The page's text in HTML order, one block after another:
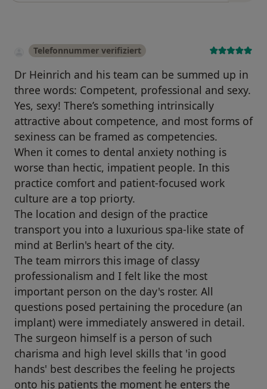
Telefonnummer verifiziert
Dr Heinrich and his team can be summed up in
three words: Competent, professional and sexy.
Yes, sexy! There’s something intrinsically
attractive about competence, and most forms of
sexiness can be framed as competencies.
When it comes to dental anxiety nothing is
worse than hectic, impatient people. In this
practice comfort and patient-focused work
culture are a top priorty.
The location and design of the practice
transport you into a luxurious spa-like state of
mind at Berlin's heart of the city.
The team mirrors this image of classy
professionalism and I felt like the most
important person on the day's roster. All
questions posed pertaining the procedure (an
implant) were immediately answered in detail.
The surgeon himself is a person of such
charisma and high level skills that 'in good
hands' best describes the feeling he projects
onto his patients the moment he enters the